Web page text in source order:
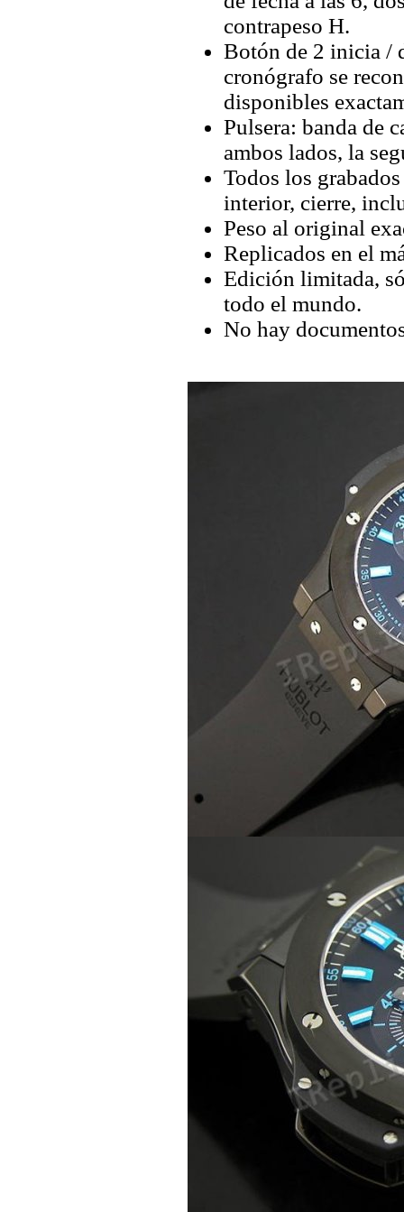
contrapeso H.
Botón de 2 inicia /
cronógrafo se
disponibles
Pulsera: banda de
ambos lados, la
Todos los
interior, cierre,
Peso al original
Replicados en el
Edición limitada,
todo el mundo.
No hay